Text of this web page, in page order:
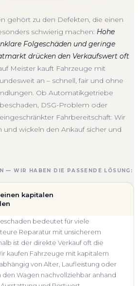
gehört zu den Defekten, die einen
schwierig machen: Hohe
Folgeschäden und geringe
drücken den Verkaufswert oft
Meister kauft Fahrzeuge mit
an – schnell, fair und ohne
Ob Automatikgetriebe
DSG-Problem oder
Fahrbereitschaft: Wir
und wickeln den Ankauf sicher und
— WIR HABEN DIE PASSENDE LÖSUNG:
kapitalen
bedeutet für viele
Reparatur mit unsicherem
ist der direkte Verkauf oft die
kaufen Fahrzeuge mit kapitalem
von Alter, Laufleistung oder
Wagen nachvollziehbar anhand